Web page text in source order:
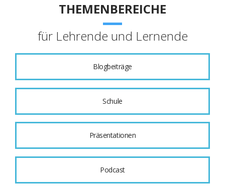
THEMENBEREICHE
für Lehrende und Lernende
Blogbeiträge
Schule
Präsentationen
Podcast